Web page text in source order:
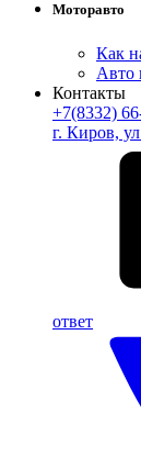
Моторавто
Как
Авто
Контакты
+7(8332)
г. Киров,
ответ